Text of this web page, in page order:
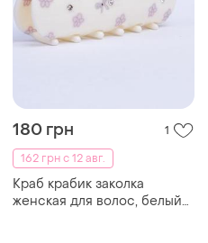
180 грн
1
162 грн с 12 авг.
Краб крабик заколка
женская для волос, белый